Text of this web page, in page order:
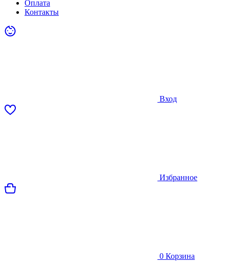
Оплата
Контакты
Вход
Избранное
0 Корзина